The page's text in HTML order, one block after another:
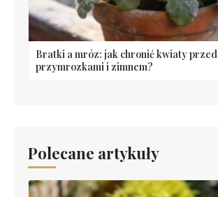
Bratki a mróz: jak chronić kwiaty przed
przymrozkami i zimnem?
Polecane artykuły